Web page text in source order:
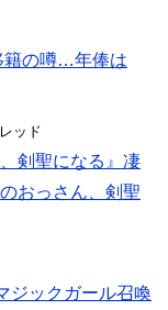
籍の噂…年俸は
ッド
剣聖になる』凄
おっさん、剣聖
ジックガール召喚